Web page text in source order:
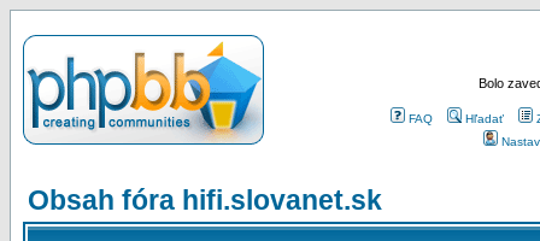
Bolo
FAQ Hľadať
Obsah fóra hifi.slovanet.sk